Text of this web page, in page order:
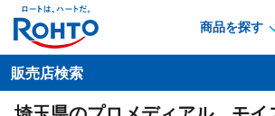
商品を探す
販売店検索